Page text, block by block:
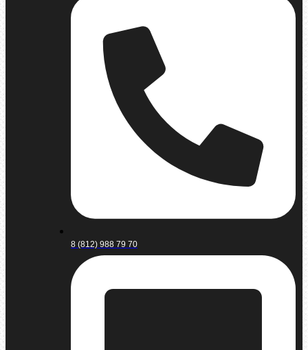
8 (812) 988 79 70